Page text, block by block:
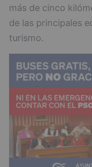
más de cinco
de las principales
turismo.